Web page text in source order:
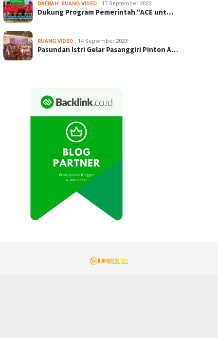
DAERAH , RUANG VIDEO 17 September 2023
Dukung Program Pemerintah “ACE unt…
RUANG VIDEO 14 September 2023
Pasundan Istri Gelar Pasanggiri Pinton A…